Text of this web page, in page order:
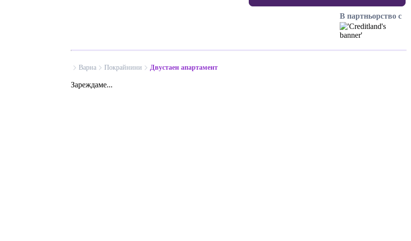
В партньорство с
Варна Покрайнини Двустаен апартамент
Зареждаме...